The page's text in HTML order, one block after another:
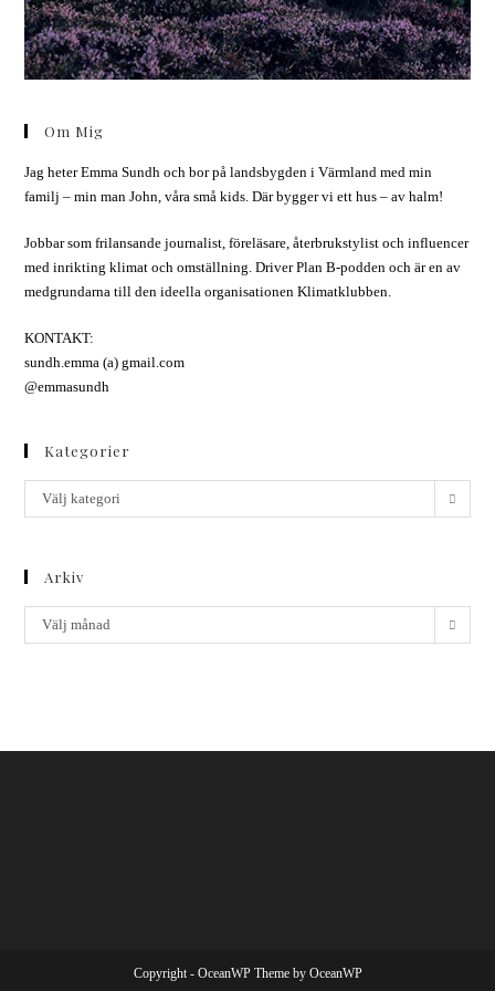
Om Mig
Jag heter Emma Sundh och bor på landsbygden i Värmland med min
familj – min man John, våra små kids. Där bygger vi ett hus – av halm!
Jobbar som frilansande journalist, föreläsare, återbrukstylist och influencer
med inrikting klimat och omställning. Driver Plan B-podden och är en av
medgrundarna till den ideella organisationen Klimatklubben.
KONTAKT:
sundh.emma (a) gmail.com
@emmasundh
Kategorier
Kategorier
Välj kategori
Arkiv
Arkiv
Välj månad
Copyright - OceanWP Theme by OceanWP